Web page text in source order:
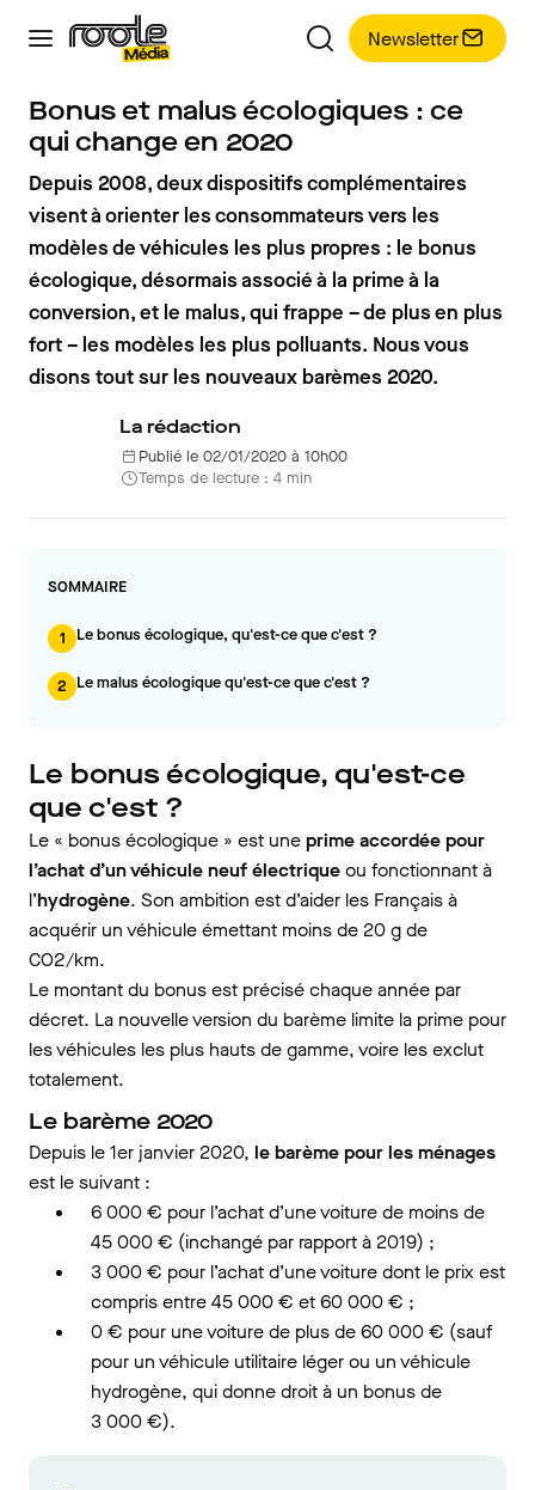
Newsletter
Bonus et malus écologiques : ce
qui change en 2020
Depuis 2008, deux dispositifs complémentaires
visent à orienter les consommateurs vers les
modèles de véhicules les plus propres : le bonus
écologique, désormais associé à la prime à la
conversion, et le malus, qui frappe – de plus en plus
fort – les modèles les plus polluants. Nous vous
disons tout sur les nouveaux barèmes 2020.
La rédaction
Publié le 02/01/2020 à 10h00
Temps de lecture : 4 min
SOMMAIRE
1 Le bonus écologique, qu'est-ce que c'est ?
2 Le malus écologique qu'est-ce que c'est ?
Le bonus écologique, qu'est-ce
que c'est ?
Le « bonus écologique » est uneprime accordée pour
l’achat d’un véhicule neuf électriqueou fonctionnant à
l’hydrogène. Son ambition est d’aider les Français à
acquérir un véhicule émettant moins de 20 g de
CO2/km.
Le montant du bonus est précisé chaque année par
décret. La nouvelle version du barème limite la prime pour
les véhicules les plus hauts de gamme, voire les exclut
totalement.
Le barème 2020
Depuis le 1er janvier 2020, le barème pour les ménages
est le suivant :
6 000 € pour l’achat d’une voiture de moins de
45 000 € (inchangé par rapport à 2019) ;
3 000 € pour l’achat d’une voiture dont le prix est
compris entre 45 000 € et 60 000 € ;
0 € pour une voiture de plus de 60 000 € (sauf
pour un véhicule utilitaire léger ou un véhicule
hydrogène, qui donne droit à un bonus de
3 000 €).